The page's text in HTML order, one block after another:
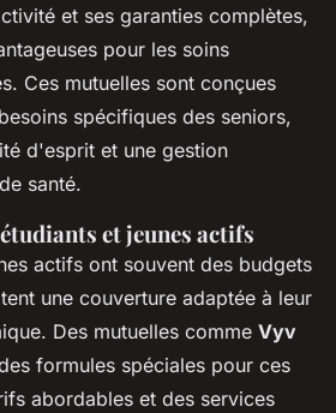
et ses garanties complètes,
pour les soins
Ces mutuelles sont conçues
spécifiques des seniors,
d'esprit et une gestion
santé.
et jeunes actifs
actifs ont souvent des budgets
une couverture adaptée à leur
Des mutuelles comme Vyv
formules spéciales pour ces
abordables et des services